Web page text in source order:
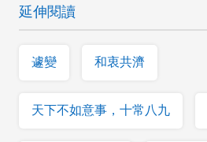
延伸閱讀
遽變 和衷共濟
天下不如意事，十常八九